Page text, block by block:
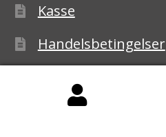
Kasse
Handelsbetingelser
Reklamasjon